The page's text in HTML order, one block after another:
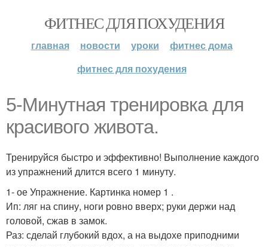
ФИТНЕС ДЛЯ ПОХУДЕНИЯ
главная новости уроки
фитнес дома
фитнес для похудения
5-Минутная тренировка для
красивого живота.
Тренируйся быстро и эффективно! Выполнение каждого
из упражнений длится всего 1 минуту.
1- ое Упражнение. Картинка номер 1 .
Ип: ляг на спину, ноги ровно вверх; руки держи над
головой, сжав в замок.
Раз: сделай глубокий вдох, а на выдохе приподними